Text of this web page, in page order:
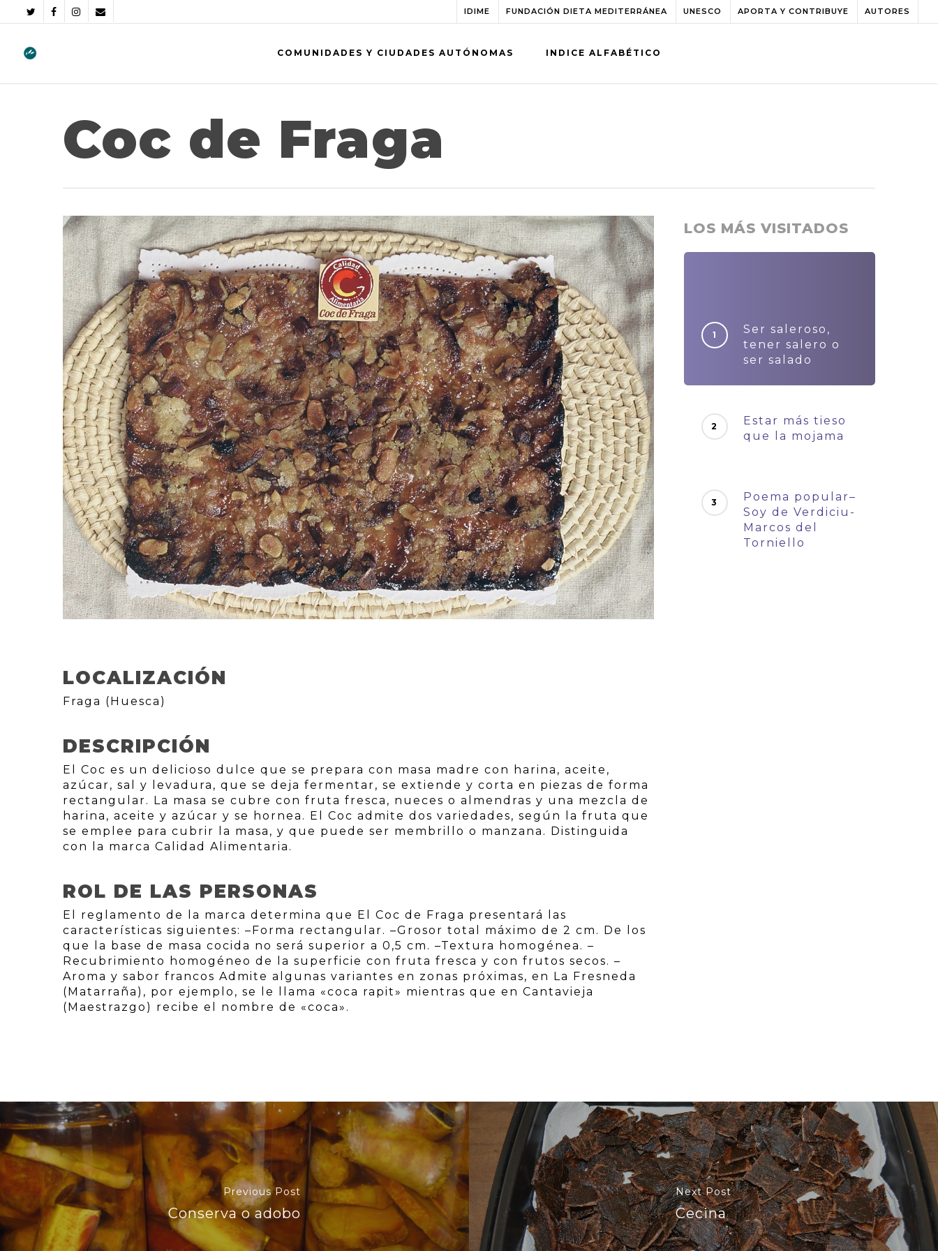
IDIME FUNDACIÓN DIETA MEDITERRÁNEA UNESCO APORTA Y CONTRIBUYE AUTORES
COMUNIDADES Y CIUDADES AUTÓNOMAS INDICE ALFABÉTICO
Coc de Fraga
LOCALIZACIÓN
Fraga (Huesca)
DESCRIPCIÓN
El Coc es un delicioso dulce que se prepara con masa madre con harina, aceite,
azúcar, sal y levadura, que se deja fermentar, se extiende y corta en piezas de forma
rectangular. La masa se cubre con fruta fresca, nueces o almendras y una mezcla de
harina, aceite y azúcar y se hornea. El Coc admite dos variedades, según la fruta que
se emplee para cubrir la masa, y que puede ser membrillo o manzana. Distinguida
con la marca Calidad Alimentaria.
ROL DE LAS PERSONAS
El reglamento de la marca determina que El Coc de Fraga presentará las
características siguientes: –Forma rectangular. –Grosor total máximo de 2 cm. De los
que la base de masa cocida no será superior a 0,5 cm. –Textura homogénea. –
Recubrimiento homogéneo de la superficie con fruta fresca y con frutos secos. –
Aroma y sabor francos Admite algunas variantes en zonas próximas, en La Fresneda
(Matarraña), por ejemplo, se le llama «coca rapit» mientras que en Cantavieja
(Maestrazgo) recibe el nombre de «coca».
LOS MÁS VISITADOS
Ser saleroso,
tener salero o
ser salado
Estar más tieso
que la mojama
Poema popular–
Soy de Verdiciu-
Marcos del
Torniello
Previous Post
Conserva o adobo
Next Post
Cecina